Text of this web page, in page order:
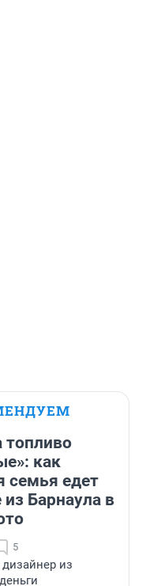
топливо
как
семья едет
Барнаула в
5
из